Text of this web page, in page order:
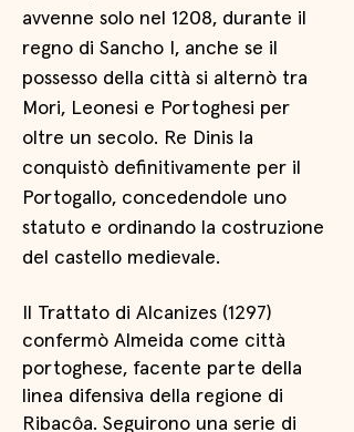
avvenne solo nel 1208, durante il
regno di Sancho I, anche se il
possesso della città si alternò tra
Mori, Leonesi e Portoghesi per
oltre un secolo. Re Dinis la
conquistò definitivamente per il
Portogallo, concedendole uno
statuto e ordinando la costruzione
del castello medievale.
Il Trattato di Alcanizes (1297)
confermò Almeida come città
portoghese, facente parte della
linea difensiva della regione di
Ribacôa. Seguirono una serie di